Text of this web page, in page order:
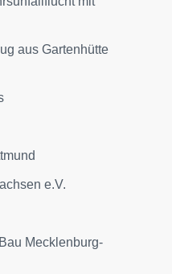
aus Gartenhütte
e.V.
Mecklenburg-